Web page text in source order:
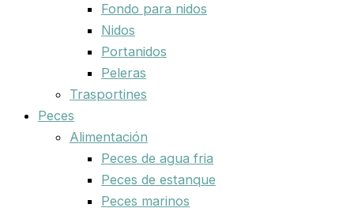
Fondo para nidos
Nidos
Portanidos
Peleras
Trasportines
Peces
Alimentación
Peces de agua fria
Peces de estanque
Peces marinos